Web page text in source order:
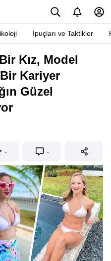
İpuçları ve Taktikler
Kız, Model
Kariyer
Güzel
- -